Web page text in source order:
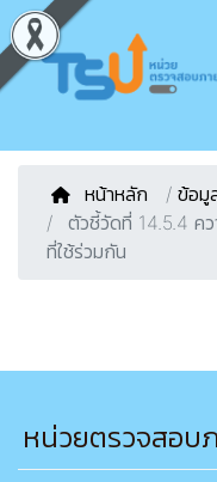
หน้าหลัก / ข้อมู
ตัวชี้วัดที่ 14.5.4 คว
ที่ใช้ร่วมกัน
หน่วยตรวจสอบ